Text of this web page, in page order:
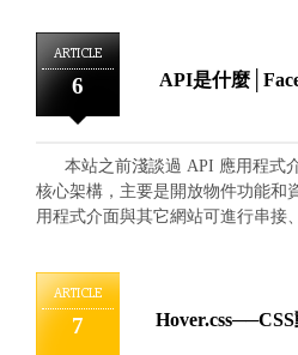
速開關查看頁面資訊。
所以上面直接顯示的是「已加到
點此 在想截取的頁面上按右鍵，
選擇「捕捉可見部分」，也就是
圖片囉，圖檔為PNG，也可以保
完整的頁面了喔！
ARTICLE
6 API是什麼
本站之前淺談過 API 應用程式
核心架構，主要是開放物件功能和
用程式介面與其它網站可進行串接
喜好等眾多同意公開資訊，進而應
作使用網站。 從 Facebook Graph
ARTICLE
7